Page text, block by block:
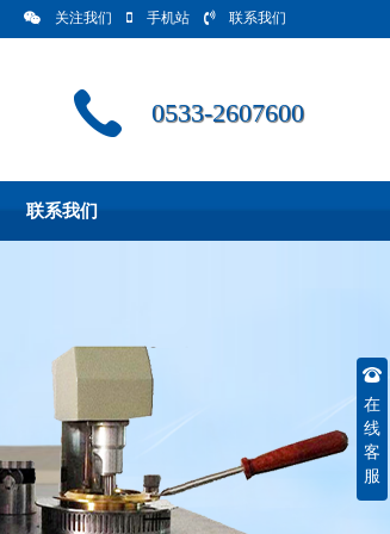
关注我们 手机站 联系我们
0533-2607600
联系我们
在
线
客
服